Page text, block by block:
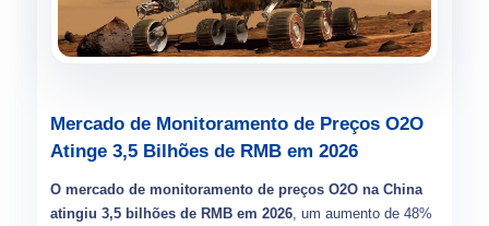
Mercado de Monitoramento de Preços O2O
Atinge 3,5 Bilhões de RMB em 2026
O mercado de monitoramento de preços O2O na China
atingiu 3,5 bilhões de RMB em 2026, um aumento de 48%